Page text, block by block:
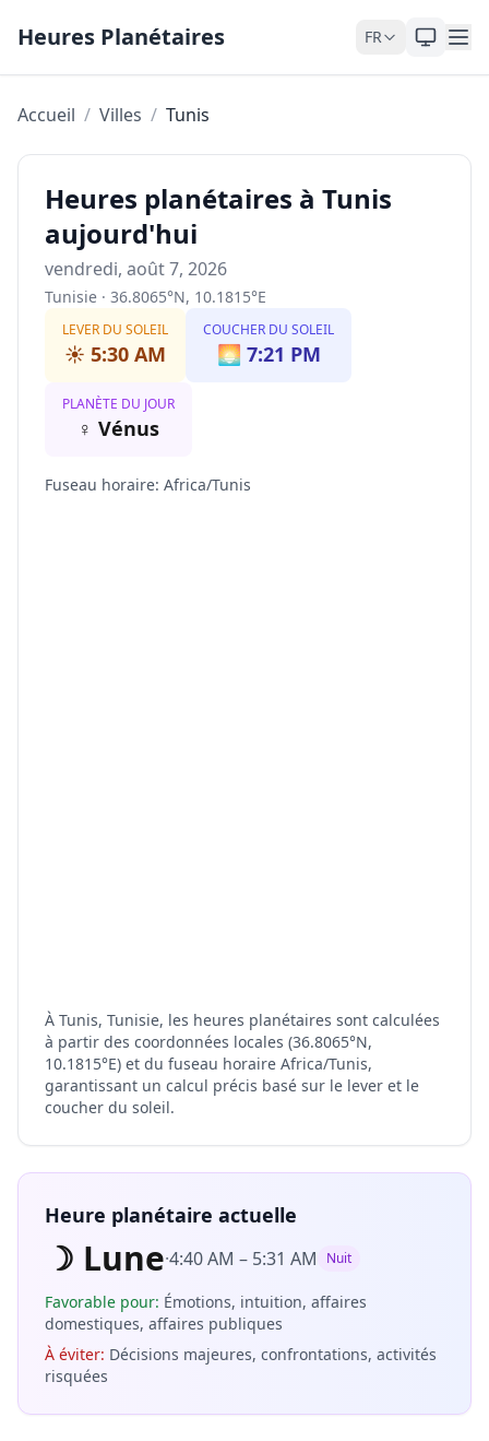
Heures Planétaires FR
Accueil / Villes / Tunis
Heures planétaires à Tunis
aujourd'hui
vendredi, août 7, 2026
Tunisie · 36.8065°N, 10.1815°E
LEVER DU SOLEIL
☀️ 5:30 AM
COUCHER DU SOLEIL
🌅 7:21 PM
PLANÈTE DU JOUR
♀ Vénus
Fuseau horaire: Africa/Tunis
À Tunis, Tunisie, les heures planétaires sont calculées
à partir des coordonnées locales (36.8065°N,
10.1815°E) et du fuseau horaire Africa/Tunis,
garantissant un calcul précis basé sur le lever et le
coucher du soleil.
Heure planétaire actuelle
☽ Lune·4:40 AM – 5:31 AM Nuit
Favorable pour: Émotions, intuition, affaires
domestiques, affaires publiques
À éviter: Décisions majeures, confrontations, activités
risquées